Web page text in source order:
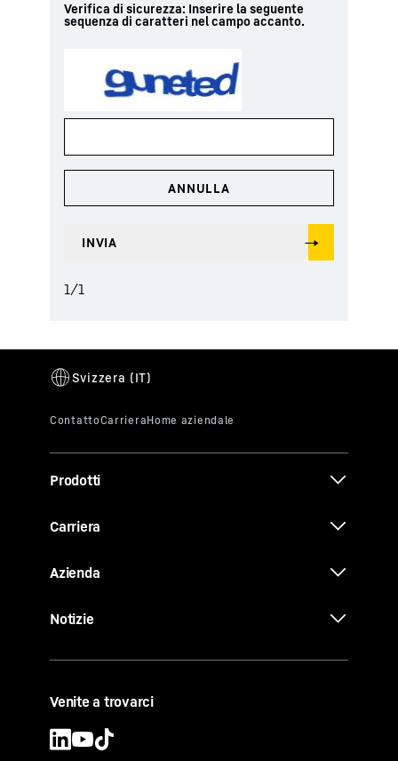
Verifica di sicurezza: Inserire la seguente
sequenza di caratteri nel campo accanto.
1/1
Prodotti
Carriera
Azienda
Notizie
Venite a trovarci